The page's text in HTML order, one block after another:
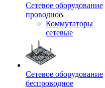
Сетевое оборудование
проводное
Коммутаторы
сетевые
Сетевое оборудование
беспроводное